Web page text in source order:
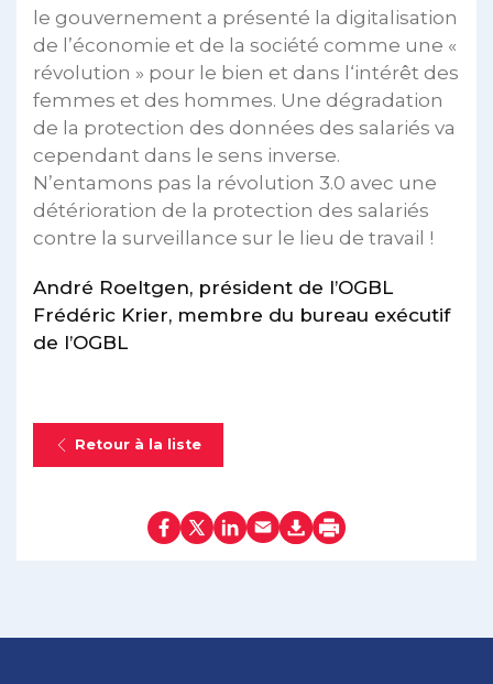
le gouvernement a présenté la digitalisation
de l’économie et de la société comme une «
révolution » pour le bien et dans l‘intérêt des
femmes et des hommes. Une dégradation
de la protection des données des salariés va
cependant dans le sens inverse.
N’entamons pas la révolution 3.0 avec une
détérioration de la protection des salariés
contre la surveillance sur le lieu de travail !
André Roeltgen, président de l’OGBL
Frédéric Krier, membre du bureau exécutif
de l’OGBL
Retour à la liste